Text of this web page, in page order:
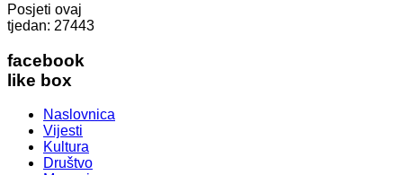
Posjeti ovaj
tjedan: 27443
facebook
like box
Naslovnica
Vijesti
Kultura
Društvo